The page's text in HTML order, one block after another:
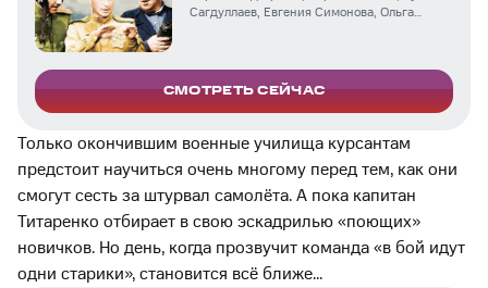
Сагдуллаев, Евгения Симонова, Ольга
СМОТРЕТЬ СЕЙЧАС
Только окончившим военные училища курсантам
предстоит научиться очень многому перед тем, как они
смогут сесть за штурвал самолёта. А пока капитан
Титаренко отбирает в свою эскадрилью «поющих»
новичков. Но день, когда прозвучит команда «в бой идут
одни старики», становится всё ближе…